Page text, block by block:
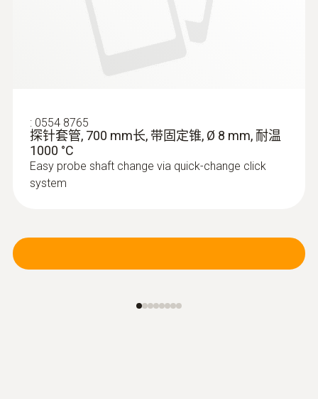
: 0554 8765
探针套管, 700 mm长, 带固定锥, Ø 8 mm, 耐温
1000 °C
Easy probe shaft change via quick-change click
system